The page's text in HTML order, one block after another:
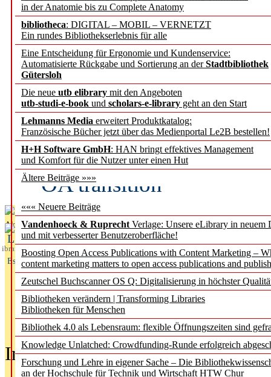
in der Anatomie bis zu Complete Anatomy
bibliotheca: DIGITAL – MOBIL – VERNETZT
Ein rundes Bibliothekserlebnis für alle
Eine Entscheidung für Ergonomie und Kundenservice:
Automatisierte Rückgabe und Sortierung an derStadtbibliothek
Gütersloh
Die neue utb elibrary mit den Angeboten
utb-studi-e-book und scholars-e-library geht an den Start
Lehmanns Media erweitert Produktkatalog:
Französische Bücher jetzt über das Medienportal Le2B bestellen!
H+H Software GmbH: HAN bringt effektives Management
und Komfort für die Nutzer unter einen Hut
Ältere Beiträge »»»
««« Neuere Beiträge
Vandenhoeck & Ruprecht Verlage: Unsere eLibrary in neuem
und mit verbesserter Benutzeroberfläche!
Boosting Open Access Publications with Content Marketing –
content marketing matters to open access publications and
Zeutschel Buchscanner OS Q: Digitalisierung in höchster
Bibliotheken verändern | Transforming Libraries
Bibliotheken für Menschen
Bibliothek 4.0 als Lebensraum: flexible Öffnungszeiten sind
Knowledge Unlatched: Crowdfunding-Runde erfolgreich
Forschung und Lehre in eigener Sache – Die
an der Hochschule für Technik und Wirtschaft HTW Chur
DFG setzt Förderung
FAIRmat fort
Bayerns digitale
Schulwandbilder aus
Fifth Open Access
transformative
OA transition
Aktuelles aus
L
ibrary
Essentials
In der Ausgabe05/2026(Juni/Juli